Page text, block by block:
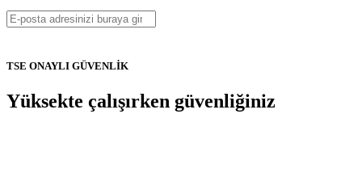
TSE ONAYLI GÜVENLİK
Yüksekte çalışırken güvenliğiniz